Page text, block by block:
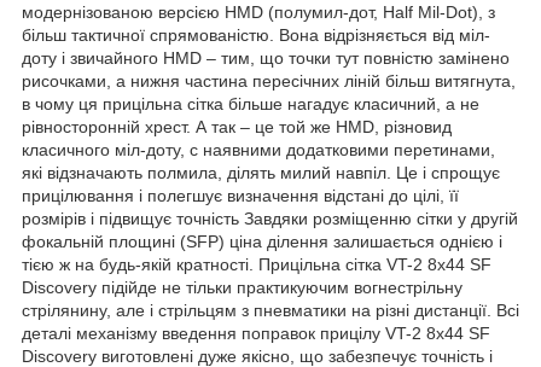
модернізованою версією HMD (полумил-дот, Half Mil-Dot), з
більш тактичної спрямованістю. Вона відрізняється від міл-
доту і звичайного HMD – тим, що точки тут повністю замінено
рисочками, а нижня частина пересічних ліній більш витягнута,
в чому ця прицільна сітка більше нагадує класичний, а не
рівносторонній хрест. А так – це той же HMD, різновид
класичного міл-доту, c наявними додатковими перетинами,
які відзначають полмила, ділять милий навпіл. Це і спрощує
прицілювання і полегшує визначення відстані до цілі, її
розмірів і підвищує точність Завдяки розміщенню сітки у другій
фокальній площині (SFP) ціна ділення залишається однією і
тією ж на будь-якій кратності. Прицільна сітка VT-2 8х44 SF
Discovery підійде не тільки практикуючим вогнестрільну
стрілянину, але і стрільцям з пневматики на різні дистанції. Всі
деталі механізму введення поправок прицілу VT-2 8х44 SF
Discovery виготовлені дуже якісно, що забезпечує точність і